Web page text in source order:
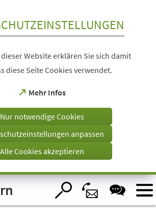
Website erklären Sie sich damit
diese Seite Cookies verwendet.
Mehr Infos
(Öffnet
einem
Tab)
Nur notwendige Cookies
anpassen
Alle Cookies akzeptieren